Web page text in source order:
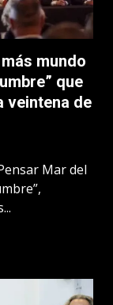
mundo
que
veintena de
Mar del